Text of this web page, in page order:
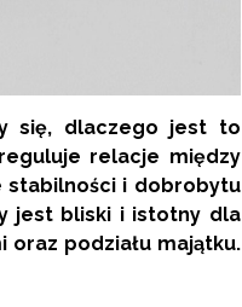
się, dlaczego jest to
relacje między
stabilności i dobrobytu
jest bliski i istotny dla
oraz podziału majątku.